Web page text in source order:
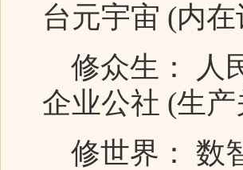
台元宇宙 (内
修众生： 人
企业公社 (生
修世界： 数